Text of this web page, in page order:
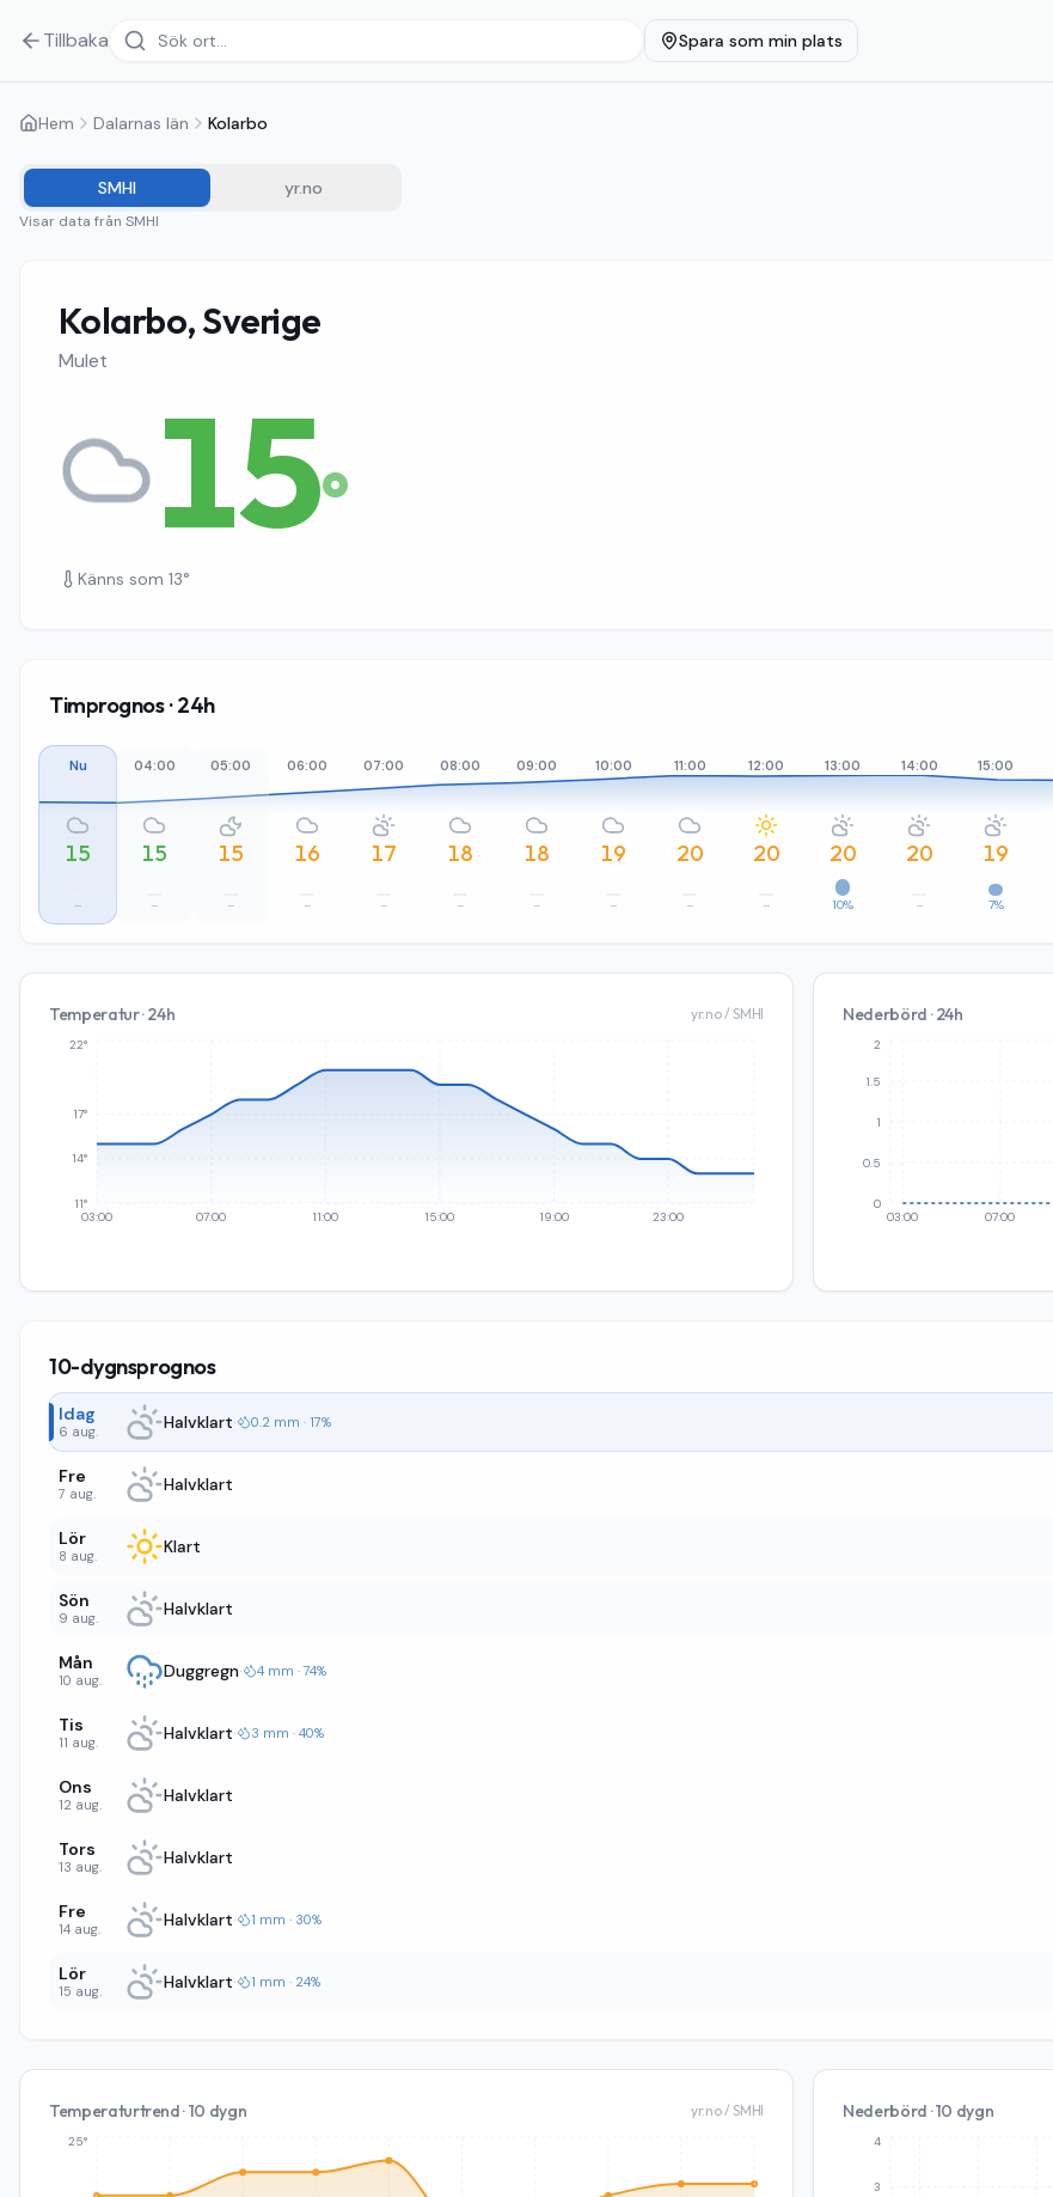
Tillbaka Spara som min plats
Hem Dalarnas län Kolarbo
SMHI yr.no
Visar data från SMHI
Kolarbo, Sverige
Mulet
15°
Känns som 13°
Timprognos · 24h
Nu
15
–
04:00
15
–
05:00
15
–
06:00
16
–
07:00
17
–
08:00
18
–
09:00
18
–
10:00
19
–
11:00
20
–
12:00
20
–
13:00
20
10%
14:00
20
–
15:00
19
7%
Temperatur · 24h yr.no / SMHI
03:00 07:00 11:00 15:00 19:00 23:00
11°
14°
17°
22°
Nederbörd · 24h
03:00 07:00
0
0.5
1
1.5
2
10-dygnsprognos
Idag
6 aug. Halvklart· 0.2 mm · 17%
Fre
7 aug. Halvklart
Lör
8 aug. Klart
Sön
9 aug. Halvklart
Mån
10 aug. Duggregn· 4 mm · 74%
Tis
11 aug. Halvklart· 3 mm · 40%
Ons
12 aug. Halvklart
Tors
13 aug. Halvklart
Fre
14 aug. Halvklart· 1 mm · 30%
Lör
15 aug. Halvklart· 1 mm · 24%
Temperaturtrend · 10 dygn yr.no / SMHI
25°
Nederbörd · 10 dygn
3
4